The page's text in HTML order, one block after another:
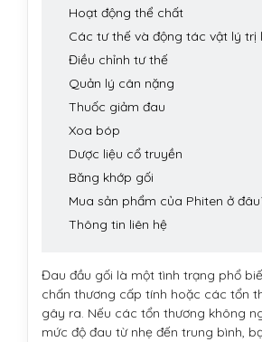
Hoạt động thể chất
Các tư thế và động tác vật lý trị
Điều chỉnh tư thế
Quản lý cân nặng
Thuốc giảm đau
Xoa bóp
Dược liệu cổ truyền
Băng khớp gối
Mua sản phẩm của Phiten ở
Thông tin liên hệ
Đau đầu gối là một tình trạng phổ
chấn thương cấp tính hoặc các tổn
gây ra. Nếu các tổn thương không
mức độ đau từ nhẹ đến trung bình,